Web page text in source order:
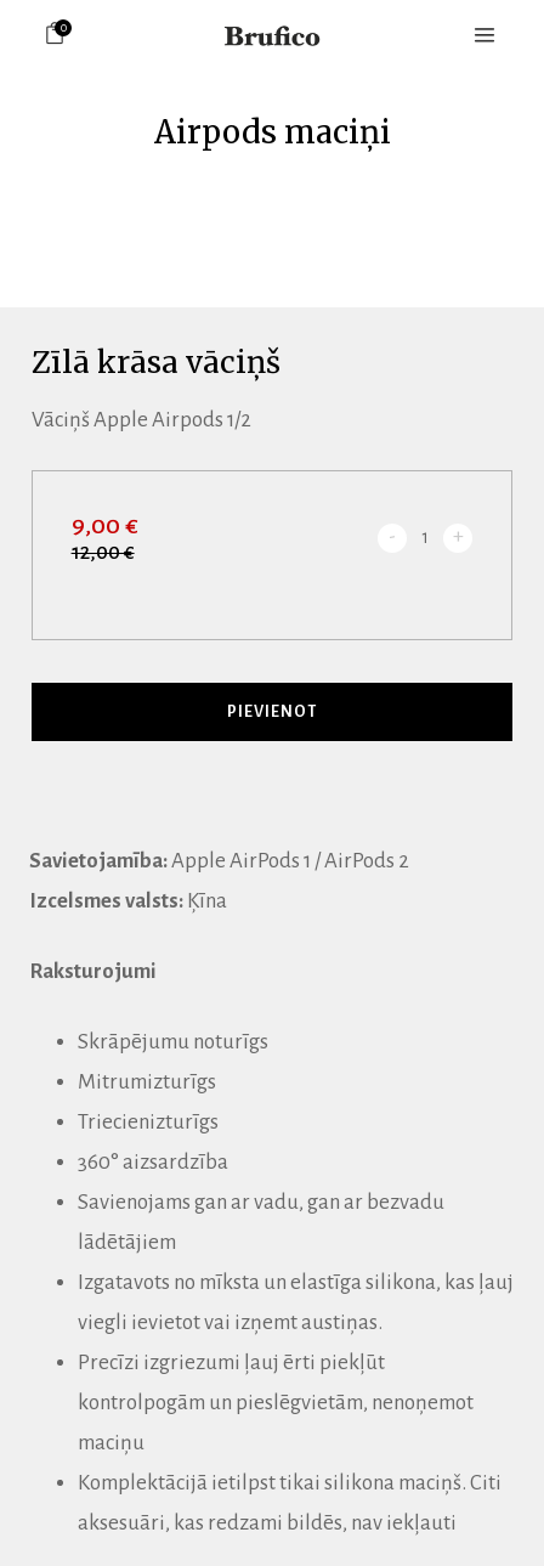
0
Airpods maciņi
Zīlā krāsa vāciņš
Vāciņš Apple Airpods 1/2
12,00 €
9,00 € - 1 +
Savietojamība:Apple AirPods 1 / AirPods 2
Izcelsmes valsts: Ķīna
Raksturojumi
Skrāpējumu noturīgs
Mitrumizturīgs
Triecienizturīgs
360° aizsardzība
Savienojams gan ar vadu, gan ar bezvadu
lādētājiem
Izgatavots no mīksta un elastīga silikona, kas ļauj
viegli ievietot vai izņemt austiņas.
Precīzi izgriezumi ļauj ērti piekļūt
kontrolpogām un pieslēgvietām, nenoņemot
maciņu
Komplektācijā ietilpst tikai silikona maciņš. Citi
aksesuāri, kas redzami bildēs, nav iekļauti